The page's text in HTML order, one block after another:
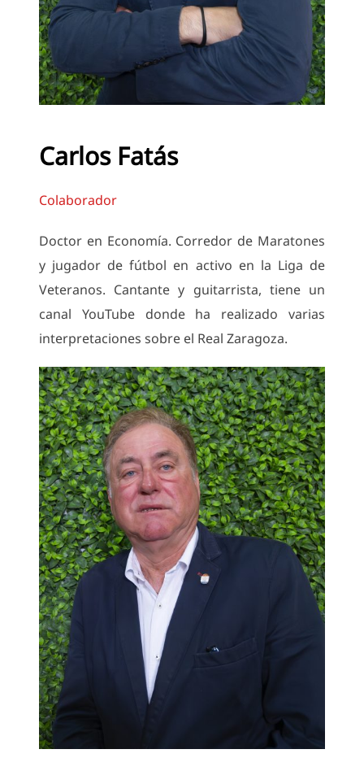
Carlos Fatás
Colaborador
Doctor en Economía. Corredor de Maratones
y jugador de fútbol en activo en la Liga de
Veteranos. Cantante y guitarrista, tiene un
canal YouTube donde ha realizado varias
interpretaciones sobre el Real Zaragoza.